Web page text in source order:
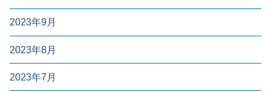
2023年9月
2023年8月
2023年7月